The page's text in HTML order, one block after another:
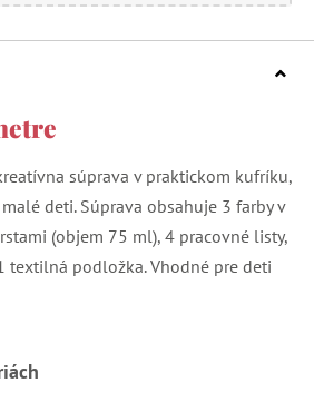
súprava v praktickom kufríku,
deti. Súprava obsahuje 3 farby v
(objem 75 ml), 4 pracovné listy,
textilná podložka. Vhodné pre deti